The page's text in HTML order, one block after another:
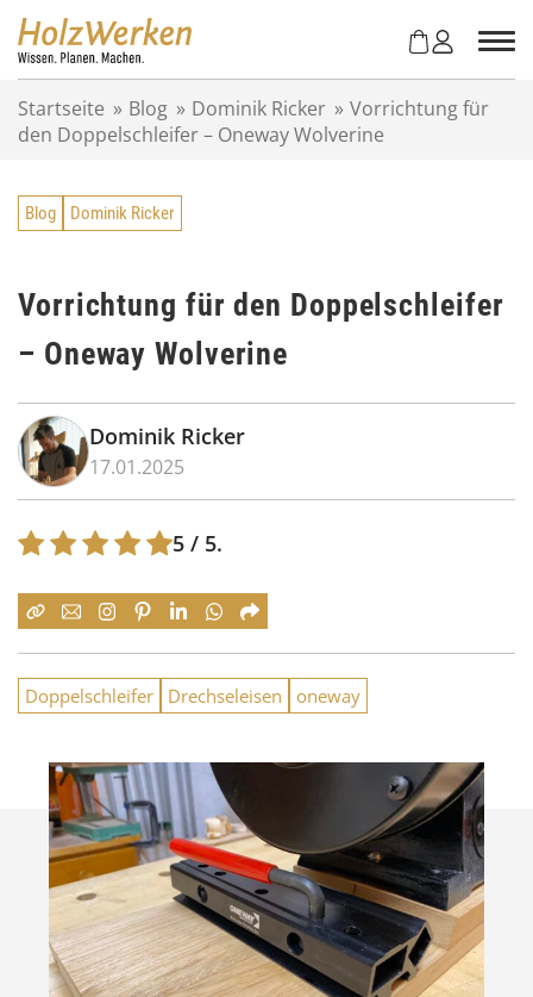
Startseite » Blog » Dominik Ricker » Vorrichtung für
den Doppelschleifer – Oneway Wolverine
Blog Dominik Ricker
Vorrichtung für den Doppelschleifer
– Oneway Wolverine
Dominik Ricker
17.01.2025
5 / 5.
Doppelschleifer Drechseleisen oneway